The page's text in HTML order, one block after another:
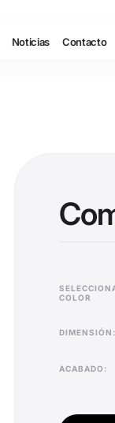
Noticias Contacto
COLOR
DIMENSIÓN
ACABADO